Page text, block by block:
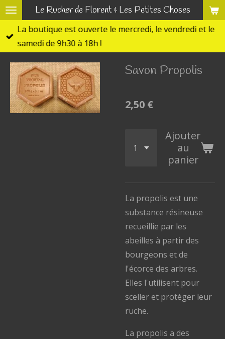
Passer
contenu
principal
Le Rucher de Florent & Les Petites Choses
La boutique est ouverte le mercredi, le vendredi et le
samedi de 9h30 à 18h !
Savon Propolis
2,50 €
Ajouter
au
panier
La propolis est une
substance résineuse
recueillie par les
abeilles à partir des
bourgeons et de
l'écorce des arbres.
Elles l'utilisent pour
sceller et protéger leur
ruche.
La propolis a des